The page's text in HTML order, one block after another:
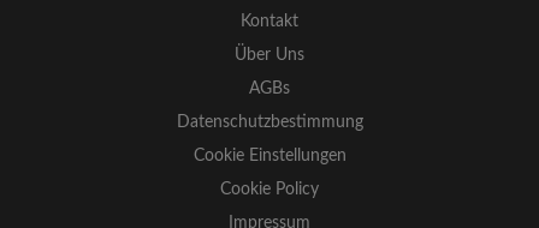
Kontakt
Über Uns
AGBs
Datenschutzbestimmung
Cookie Einstellungen
Cookie Policy
Impressum